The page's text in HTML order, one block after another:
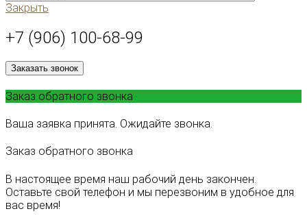
Закрыть
+7 (906) 100-68-99
Заказать звонок
Заказ обратного звонка
Ваша заявка принята. Ожидайте звонка.
Заказ обратного звонка
В настоящее время наш рабочий день закончен.
Оставьте свой телефон и мы перезвоним в удобное для
вас время!